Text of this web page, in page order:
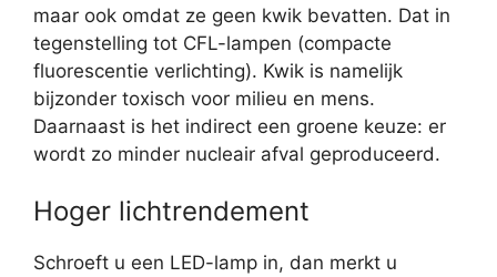
maar ook omdat ze geen kwik bevatten. Dat in
tegenstelling tot CFL-lampen (compacte
fluorescentie verlichting). Kwik is namelijk
bijzonder toxisch voor milieu en mens.
Daarnaast is het indirect een groene keuze: er
wordt zo minder nucleair afval geproduceerd.
Hoger lichtrendement
Schroeft u een LED-lamp in, dan merkt u